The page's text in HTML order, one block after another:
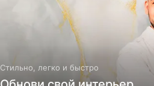
Стильно, легко и быстро